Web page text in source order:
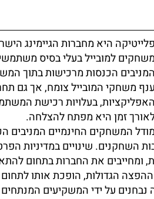
פלייטיקה היא מחברות הגיימינג
משחקים למובייל בעלי בסיס
המניבים הכנסות מרכישות בתוך
ענף משחקי המובייל צומח, אך גם
האפליקציות, בעלויות רכישת
זמן היא מפתח להצלחה.
מודל המשחקים החינמיים המניבים
שינויים במדיניות
ומחייבים את החברות בתחום
הגדולות, הופכת אותו לתחום
נבחנים על ידי המשקיעים